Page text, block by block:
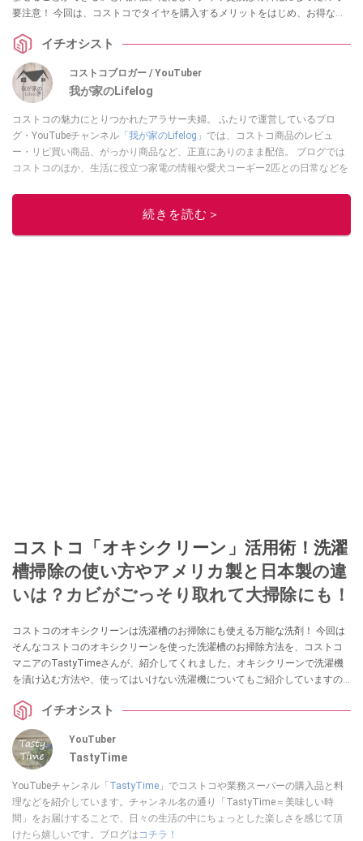
要注意！ 今回は、コストコでタイヤを購入するメリットをはじめ、お得なタ
ー別の価格表についてご紹介します。
イチオシスト
コストコブロガー / YouTuber
我が家のLifelog
コストコの魅力にとりつかれたアラサー夫婦。 ふたりで運営しているブロ
グ・YouTubeチャンネル 「我が家のLifelog」 では、コストコ商品のレビュ
ー・リピ買い商品、がっかり商品など、正直にありのまま配信。 ブログでは
コストコのほか、生活に役立つ家電の情報や愛犬コーギー2匹との日常などを
このイチオシストの他の記事を読む
続きを読む＞
コストコ「オキシクリーン」活用術！洗濯
槽掃除の使い方やアメリカ製と日本製の違
いは？カビがごっそり取れて大掃除にも！
コストコのオキシクリーンは洗濯槽のお掃除にも使える万能な洗剤！ 今回は
そんなコストコのオキシクリーンを使った洗濯槽のお掃除方法を、コストコ
マニアのTastyTimeさんが、紹介してくれました。オキシクリーンで洗濯機
を漬け込む方法や、使ってはいけない洗濯機についてもご紹介していますの
イチオシスト
YouTuber
TastyTime
YouTubeチャンネル「 TastyTime 」でコストコや業務スーパーの購入品と料
理などを紹介しています。チャンネル名の通り「TastyTime＝美味しい時
間」をお届けすることで、日々の生活の中にちょっとした楽しさを感じて頂
けたら嬉しいです。ブログは コチラ！